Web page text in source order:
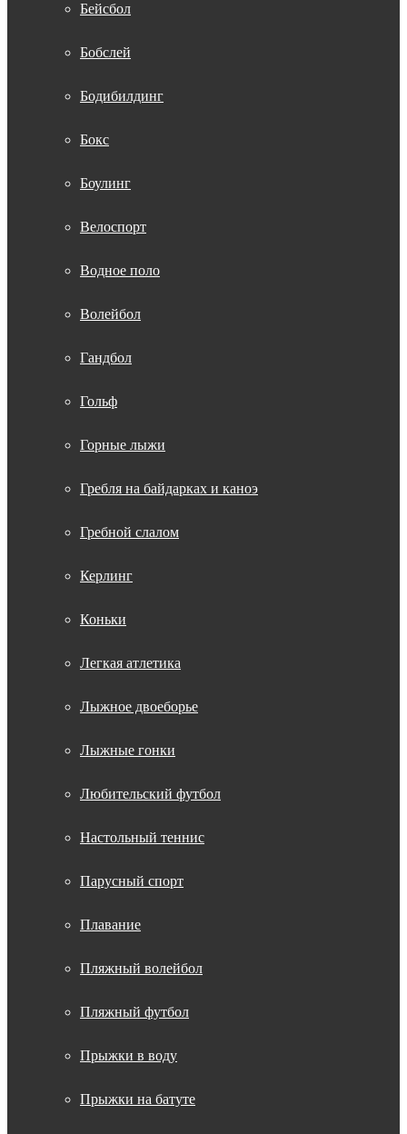
Бейсбол
Бобслей
Бодибилдинг
Бокс
Боулинг
Велоспорт
Водное поло
Волейбол
Гандбол
Гольф
Горные лыжи
Гребля на байдарках и каноэ
Гребной слалом
Керлинг
Коньки
Легкая атлетика
Лыжное двоеборье
Лыжные гонки
Любительский футбол
Настольный теннис
Парусный спорт
Плавание
Пляжный волейбол
Пляжный футбол
Прыжки в воду
Прыжки на батуте